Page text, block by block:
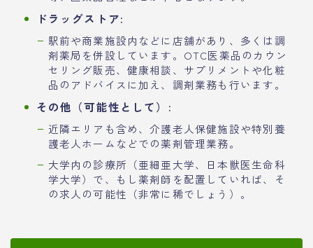
ドラッグストア:
駅前や商業施設内などに店舗があり、多くは調
剤薬局を併設しています。OTC医薬品のカウン
セリング販売、健康相談、サプリメントや化粧
品のアドバイスに加え、調剤業務も行います。
その他（可能性として）:
近隣エリアも含め、介護老人保健施設や特別養
護老人ホームなどでの薬剤管理業務。
大学内の診療所（亜細亜大学、日本獣医生命科
学大学）で、もし薬剤師を配置していれば、そ
の求人の可能性（非常に稀でしょう）。